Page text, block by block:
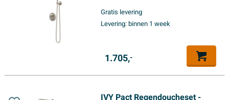
doucheslang - satin spray
handdouche - Geborsteld
Gratis levering
Levering:binnen 1 week
1.705,-